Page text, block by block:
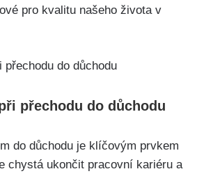
pro kvalitu našeho života v
přechodu do důchodu
do důchodu je klíčovým prvkem
chystá ukončit pracovní kariéru a